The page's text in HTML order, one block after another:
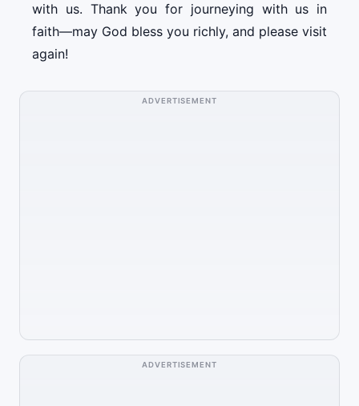
with us. Thank you for journeying with us in
faith—may God bless you richly, and please visit
again!
ADVERTISEMENT
ADVERTISEMENT